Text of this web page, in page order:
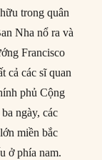
trong quân
Nha nổ ra và
Francisco
cả các sĩ quan
phủ Cộng
ngày, các
miền bắc
ở phía nam.